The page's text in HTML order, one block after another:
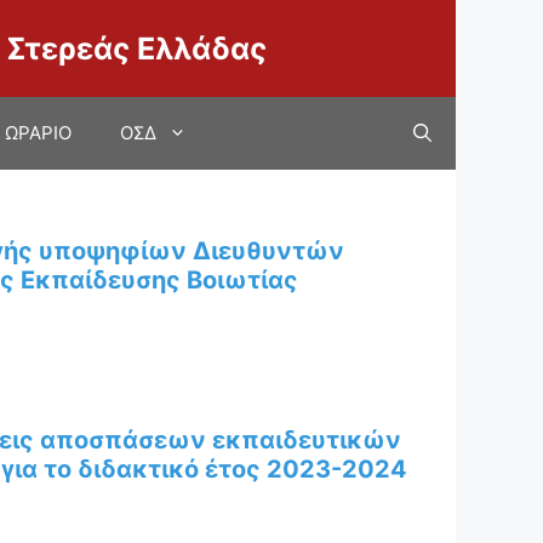
Ελλάδας
ΩΡΑΡΙΟ ΟΣΔ
υποψηφίων Διευθυντών
Βοιωτίας
αποσπάσεων εκπαιδευτικών
το διδακτικό έτος 2023-2024